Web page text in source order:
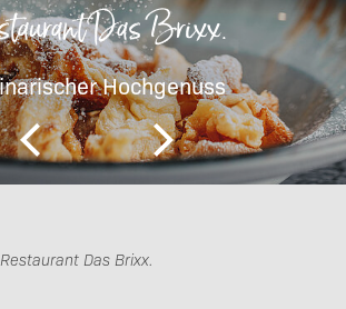
Das Brixx.
Hochgenuss
Restaurant Das Brixx.